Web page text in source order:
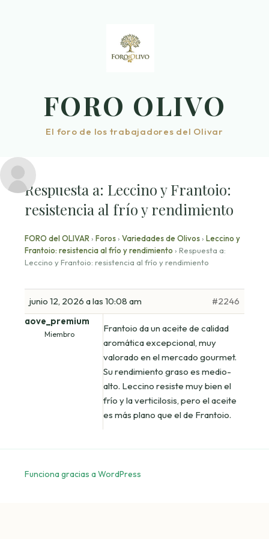
FORO OLIVO
El foro de los trabajadores del Olivar
Respuesta a: Leccino y Frantoio:
resistencia al frío y rendimiento
FORO del OLIVAR › Foros › Variedades de Olivos › Leccino y
Frantoio: resistencia al frío y rendimiento › Respuesta a:
Leccino y Frantoio: resistencia al frío y rendimiento
junio 12, 2026 a las 10:08 am
#2246
aove_premium
Miembro
Frantoio da un aceite de calidad
aromática excepcional, muy
valorado en el mercado gourmet.
Su rendimiento graso es medio-
alto. Leccino resiste muy bien el
frío y la verticilosis, pero el aceite
es más plano que el de Frantoio.
Funciona gracias a WordPress